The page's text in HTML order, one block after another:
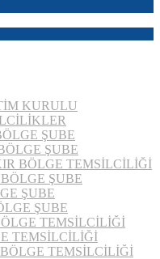
KURULU
ŞUBE
ŞUBE
BÖLGE TEMSİLCİLİĞİ
ŞUBE
ŞUBE
ŞUBE
TEMSİLCİLİĞİ
TEMSİLCİLİĞİ
TEMSİLCİLİĞİ